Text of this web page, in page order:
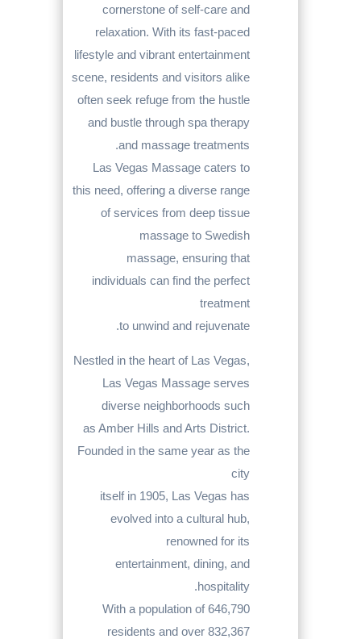
cornerstone of self-care and
relaxation. With its fast-paced
lifestyle and vibrant entertainment
scene, residents and visitors alike
often seek refuge from the hustle
and bustle through spa therapy
and massage treatments.
Las Vegas Massage caters to
this need, offering a diverse range
of services from deep tissue
massage to Swedish
massage, ensuring that
individuals can find the perfect
treatment
to unwind and rejuvenate.
Nestled in the heart of Las Vegas,
Las Vegas Massage serves
diverse neighborhoods such
as Amber Hills and Arts District.
Founded in the same year as the
city
itself in 1905, Las Vegas has
evolved into a cultural hub,
renowned for its
entertainment, dining, and
hospitality.
With a population of 646,790
residents and over 832,367